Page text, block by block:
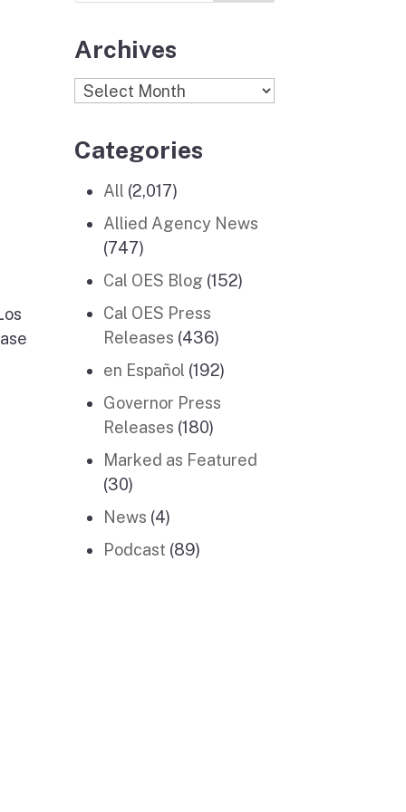
Archives
Archives
Categories
All (2,017)
Allied Agency News
(747)
Cal OES Blog (152)
Cal OES Press
Releases (436)
en Español (192)
Governor Press
Releases (180)
Marked as Featured
(30)
News (4)
Podcast (89)